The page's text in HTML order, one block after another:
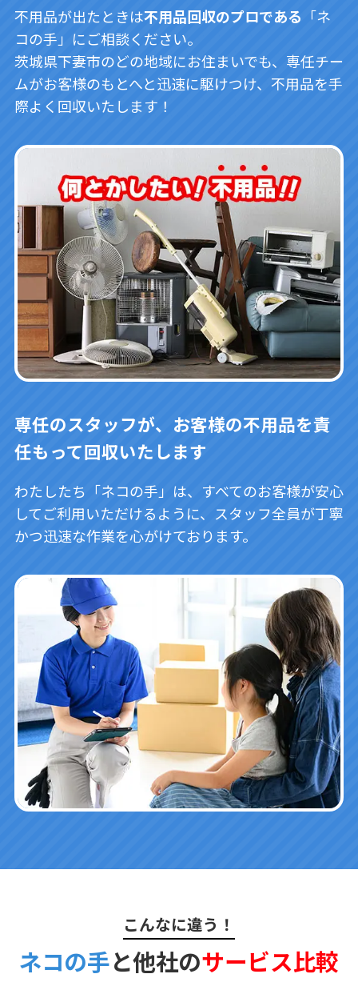
不用品が出たときは不用品回収のプロである 「ネ
コの手」にご相談ください。
茨城県下妻市のどの地域にお住まいでも、専任チー
ムがお客様のもとへと迅速に駆けつけ、不用品を手
際よく回収いたします！
専任のスタッフが、お客様の不用品を責
任もって回収いたします
わたしたち「ネコの手」は、すべてのお客様が安心
してご利用いただけるように、スタッフ全員が丁寧
かつ迅速な作業を心がけております。
こんなに違う！
ネコの手と他社のサービス比較